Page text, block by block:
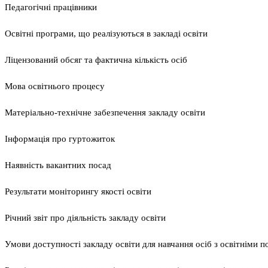
Педагогічні працівники
Освітні програми, що реалізуються в закладі освіти
Ліцензований обсяг та фактична кількість осіб
Мова освітнього процесу
Матеріально-технічне забезпечення закладу освіти
Інформація про гуртожиток
Наявність вакантних посад
Результати моніторингу якості освіти
Річний звіт про діяльність закладу освіти
Умови доступності закладу освіти для навчання осіб з освітніми